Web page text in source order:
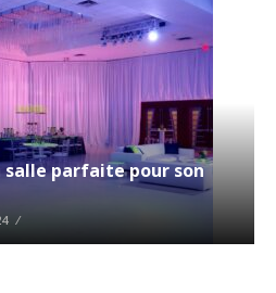
parfaite pour son